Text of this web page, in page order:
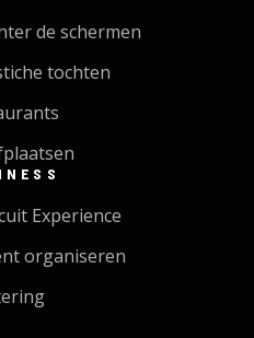
de schermen
tochten
Experience
organiseren